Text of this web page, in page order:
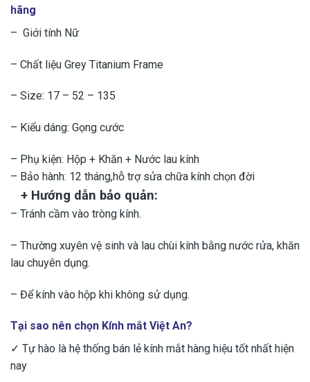
hãng
– Giới tính Nữ
– Chất liệu Grey Titanium Frame
– Size: 17 – 52 – 135
– Kiểu dáng: Gọng cước
– Phụ kiện: Hộp + Khăn + Nước lau kính
– Bảo hành: 12 tháng,hỗ trợ sửa chữa kính chọn đời
+ Hướng dẫn bảo quản:
– Tránh cầm vào tròng kính.
– Thường xuyên vệ sinh và lau chùi kính bằng nước rửa, khăn
lau chuyên dụng.
– Để kính vào hộp khi không sử dụng.
Tại sao nên chọn Kính mắt Việt An?
✓ Tự hào là hệ thống bán lẻ kính mắt hàng hiệu tốt nhất hiện
nay